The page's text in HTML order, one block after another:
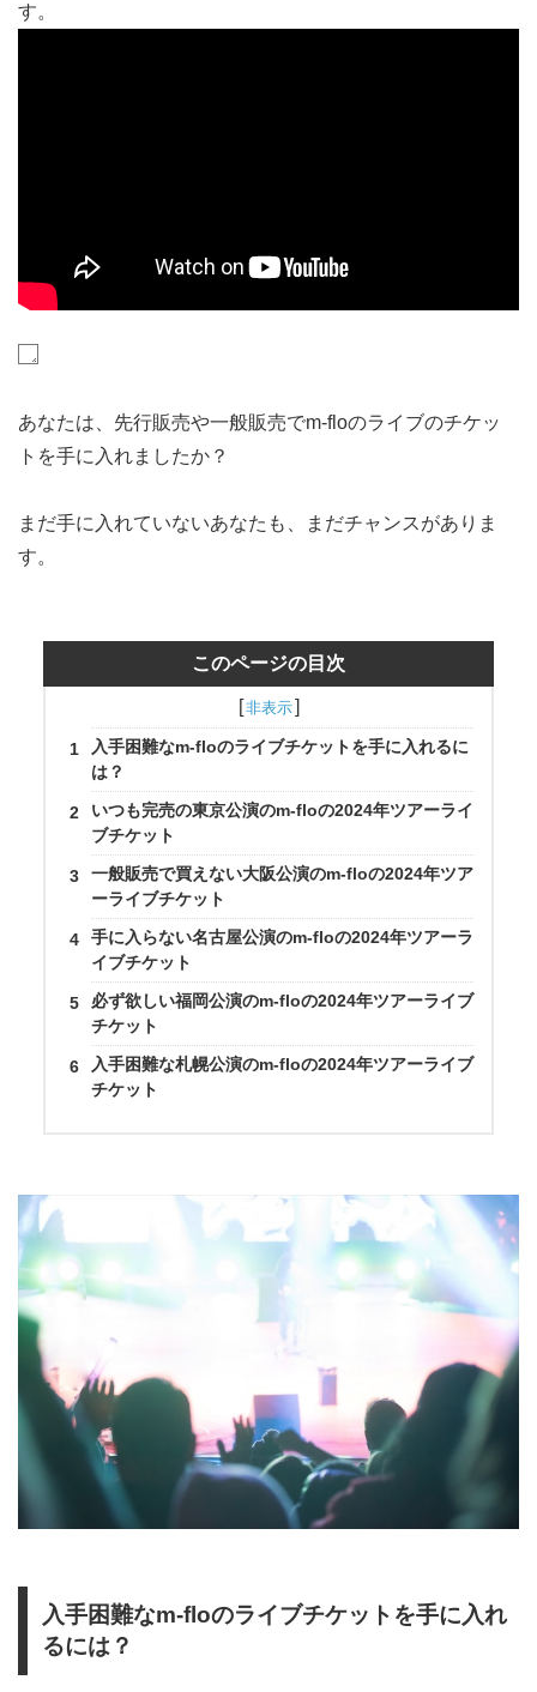
す。
あなたは、先行販売や一般販売でm-floのライブのチケッ
トを手に入れましたか？
まだ手に入れていないあなたも、まだチャンスがありま
す。
このページの目次
入手困難なm-floのライブチケットを手に入れるに
は？
いつも完売の東京公演のm-floの2024年ツアーライ
ブチケット
一般販売で買えない大阪公演のm-floの2024年ツア
ーライブチケット
手に入らない名古屋公演のm-floの2024年ツアーラ
イブチケット
必ず欲しい福岡公演のm-floの2024年ツアーライブ
チケット
入手困難な札幌公演のm-floの2024年ツアーライブ
チケット
入手困難なm-floのライブチケットを手に入れ
るには？